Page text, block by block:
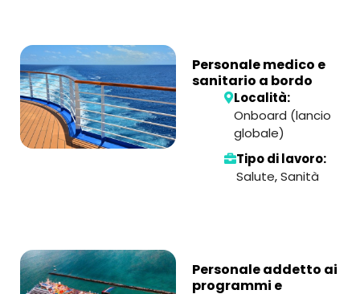
Personale medico e
sanitario a bordo
Località:
Onboard (lancio
globale)
Tipo di lavoro:
Salute,Sanità
Personale addetto ai
programmi e